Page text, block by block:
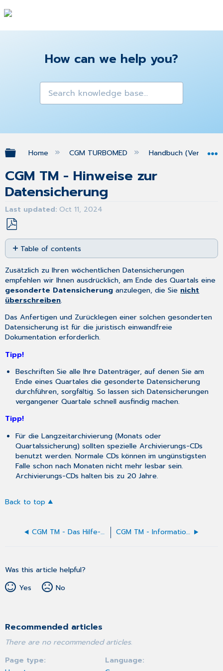
How can we help you?
Expand/collapse global hierarchy
Home CGM TURBOMED Handbuch (Version
CGM TM - Hinweise zur
Datensicherung
Last updated Oct 11, 2024
Save
as
PDF
Table of contents
No
headers
Zusätzlich zu Ihren wöchentlichen Datensicherungen
empfehlen wir Ihnen ausdrücklich, am Ende des Quartals eine
gesonderte Datensicherung anzulegen, die Sie nicht
überschreiben.
Das Anfertigen und Zurücklegen einer solchen gesonderten
Datensicherung ist für die juristisch einwandfreie
Dokumentation erforderlich.
Tipp!
Beschriften Sie alle Ihre Datenträger, auf denen Sie am
Ende eines Quartales die gesonderte Datensicherung
durchführen, sorgfältig. So lassen sich Datensicherungen
vergangener Quartale schnell ausfindig machen.
Tipp!
Für die Langzeitarchivierung (Monats oder
Quartalssicherung) sollten spezielle Archivierungs-CDs
benutzt werden. Normale CDs können im ungünstigsten
Falle schon nach Monaten nicht mehr lesbar sein.
Archivierungs-CDs halten bis zu 20 Jahre.
Back to top
CGM TM - Das Hilfe-System von CGM TURBOMED CGM TM - Informationen über medizinische Versorgungsangebote
Was this article helpful?
Yes
No
Recommended articles
There are no recommended articles.
Page type
Language